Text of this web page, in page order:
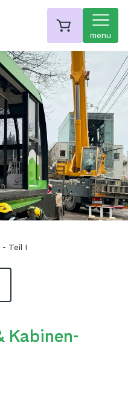
menu
- Teil I
Kabinen-